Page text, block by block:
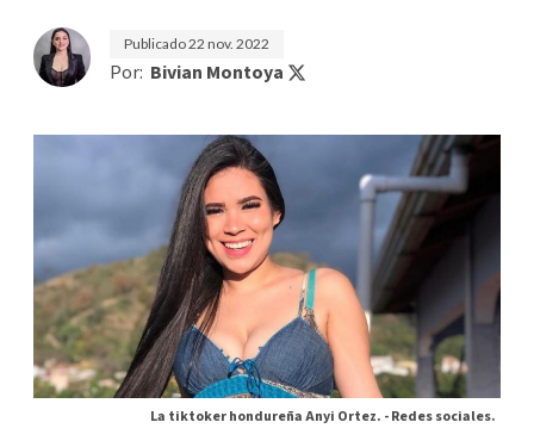
Publicado22 nov. 2022
Por: Bivian Montoya
La tiktoker hondureña Anyi Ortez. -Redes sociales.